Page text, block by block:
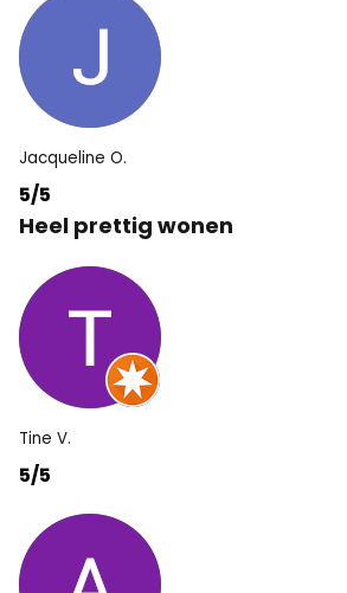
Jacqueline O.
5/5
Heel prettig wonen
Tine V.
5/5